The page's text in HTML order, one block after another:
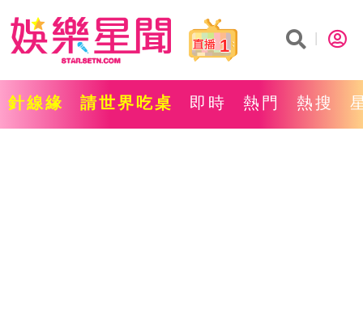
1
針線緣 請世界吃桌 即時 熱門 熱搜